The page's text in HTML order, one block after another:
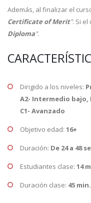
Además, al finalizar el
Certificate of Merit". Si el
Diploma".
Dirigido a los niveles:
A2- Intermedio
C1- Avanzado
Objetivo edad: 16+
Duración: De 24 a 48
Estudiantes clase: 14
Duración clase: 45 min.